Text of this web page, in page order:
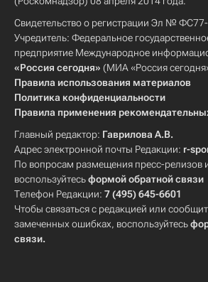
Свидетельство о регистрации Эл №
Учредитель: Федеральное
предприятие Международное
«Россия сегодня» (МИА «Россия
Правила использования материалов
Политика конфиденциальности
Правила применения
Главный редактор: Гаврилова А.В.
Адрес электронной почты Редакции: r-
По вопросам размещения пресс-релизов
воспользуйтесьформой обратной связи
Телефон Редакции: 7 (495) 645-6601
Чтобы связаться с редакцией или
замеченных ошибках, воспользуйтесь
связи.